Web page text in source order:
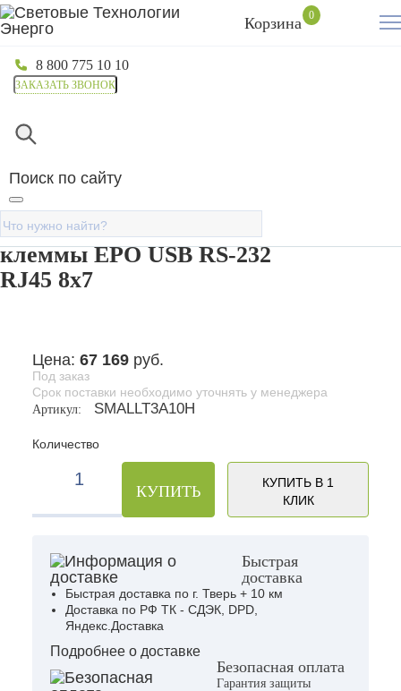
Корзина 0
8 800 775 10 10
ЗАКАЗАТЬ ЗВОНОК
Поиск по сайту
Главная
Источник бесперебойного
питания Онлайн для Small
Tower 3000 ВА/2700Вт
клеммы EPO USB RS-232
RJ45 8х7
Цена: 67 169 руб.
Под заказ
Срок поставки необходимо уточнять у менеджера
Артикул:
SMALLT3A10H
Количество
КУПИТЬ
КУПИТЬ В 1
КЛИК
Быстрая
доставка
Быстрая доставка по г. Тверь + 10 км
Доставка по РФ ТК - СДЭК, DPD,
Яндекс.Доставка
Подробнее о доставке
Безопасная оплата
Гарантия защиты